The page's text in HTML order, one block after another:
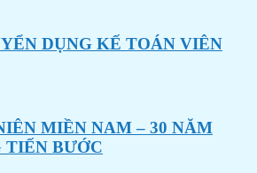
DỤNG KẾ TOÁN VIÊN
MIỀN NAM – 30 NĂM
TIẾN BƯỚC